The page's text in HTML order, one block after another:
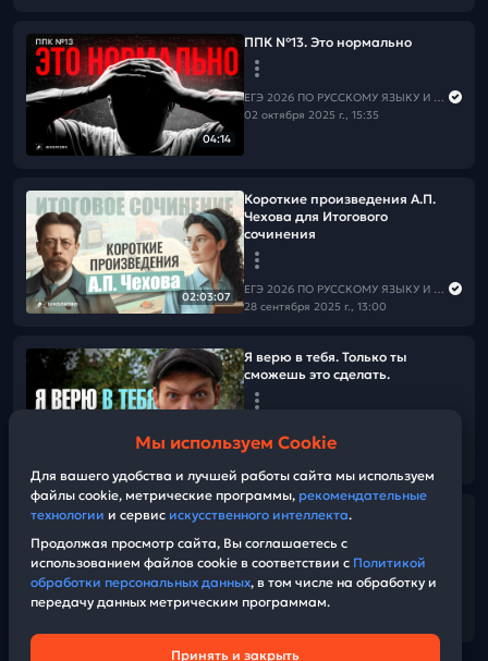
04:14
ППК №13. Это нормально
ЕГЭ 2026 ПО РУССКОМУ ЯЗЫКУ И МАТЕМАТИКЕ
02 октября 2025 г., 15:35
02:03:07
Короткие произведения А.П.
Чехова для Итогового
сочинения
ЕГЭ 2026 ПО РУССКОМУ ЯЗЫКУ И МАТЕМАТИКЕ
28 сентября 2025 г., 13:00
04:14
Я верю в тебя. Только ты
сможешь это сделать.
25 сентября 2025 г., 16:30
01:33:44
Всё об Итоговом сочинении.
тезиса, разбор примеров.
Список аргументов
Мы используем Cookie
Для вашего удобства и лучшей работы сайта мы используем
файлы cookie, метрические программы, рекомендательные
технологии и сервис искусственного интеллекта.
Продолжая просмотр сайта, Вы соглашаетесь с
использованием файлов cookie в соответствии с Политикой
обработки персональных данных, в том числе на обработку и
передачу данных метрическим программам.
Принять и закрыть